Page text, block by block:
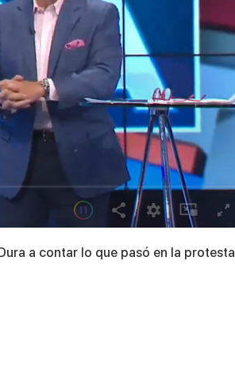
a contar lo que pasó en la protesta